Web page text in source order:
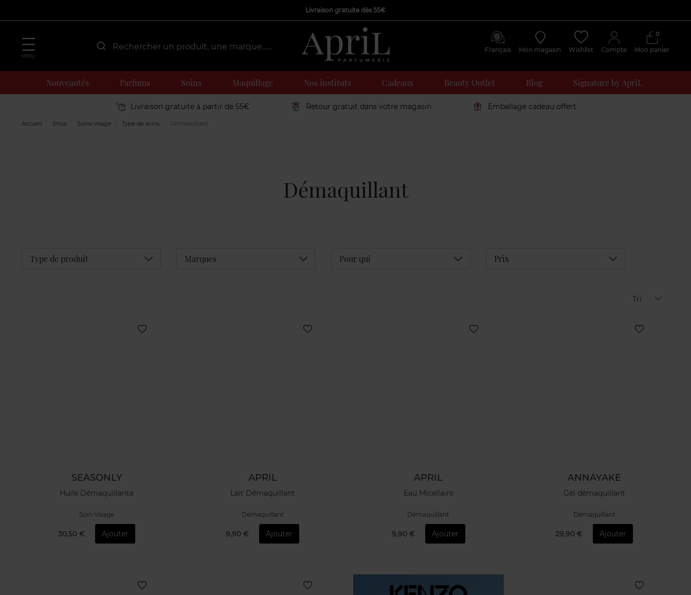
Livraison gratuite dès 55€
MENU
Français Mon magasin Wishlist Compte Mon panier
0
Nouveautés Parfums Soins Maquillage Nos instituts Cadeaux Beauty Outlet Blog Signature by ApriL
Livraison gratuite à partir de 55€ Retour gratuit dans votre magasin Emballage cadeau offert
Accueil Shop Soins visage Type de soins Démaquillant
Démaquillant
Type de produit Déplier Marques Déplier Pour qui Déplier Prix Déplier
Tri
SEASONLY
Huile Démaquillante
Soin Visage
30,50 € Ajouter
APRIL
Lait Démaquillant
Démaquillant
9,90 € Ajouter
APRIL
Eau Micellaire
Démaquillant
9,90 € Ajouter
ANNAYAKE
Gel démaquillant
Démaquillant
29,90 € Ajouter